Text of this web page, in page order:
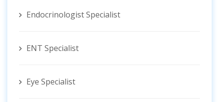
Endocrinologist Specialist
ENT Specialist
Eye Specialist